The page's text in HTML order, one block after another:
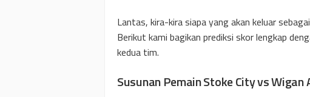
Lantas, kira-kira siapa yang akan keluar
Berikut kami bagikan prediksi skor lengkap
kedua tim.
Susunan Pemain Stoke City vs Wigan